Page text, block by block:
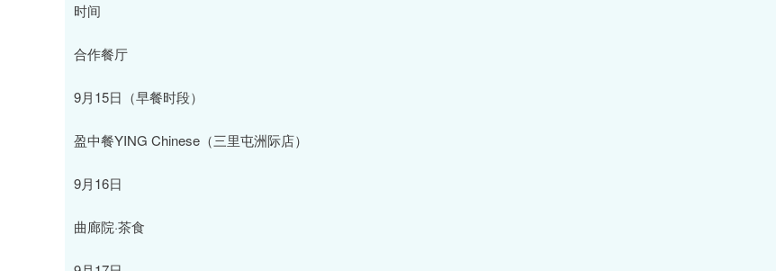
时间
合作餐厅
9月15日（早餐时段）
盈中餐YING Chinese（三里屯洲际店）
9月16日
曲廊院·茶食